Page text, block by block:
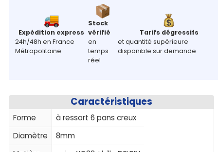
Expédition express
24h/48h en France
Métropolitaine
Stock
vérifié
en
temps
réel
Tarifs dégressifs
et quantité supérieure
disponible sur demande
Caractéristiques
Forme
à ressort 6 pans creux
Diamètre
8mm